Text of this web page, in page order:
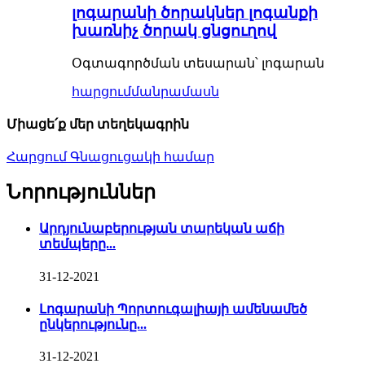
լոգարանի ծորակներ լոգանքի
խառնիչ ծորակ ցնցուղով
Օգտագործման տեսարան՝ լոգարան
հարցումմանրամասն
Միացե՛ք մեր տեղեկագրին
Հարցում Գնացուցակի համար
Նորություններ
Արդյունաբերության տարեկան աճի
տեմպերը...
31-12-2021
Լոգարանի Պորտուգալիայի ամենամեծ
ընկերությունը...
31-12-2021